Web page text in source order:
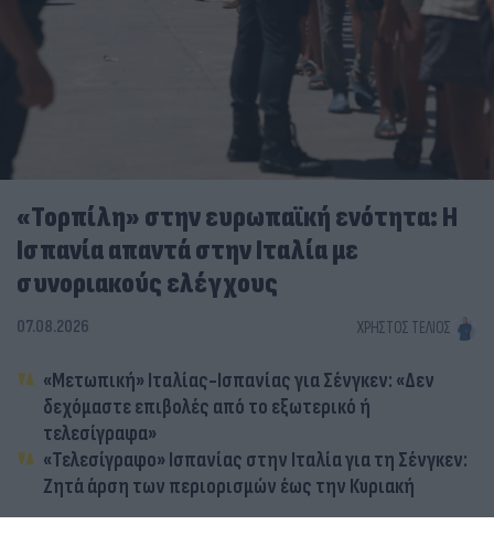
«Τορπίλη» στην ευρωπαϊκή ενότητα: Η
Ισπανία απαντά στην Ιταλία με
συνοριακούς ελέγχους
07.08.2026 ΧΡΉΣΤΟΣ ΤΈΛΙΟΣ
«Μετωπική» Ιταλίας-Ισπανίας για Σένγκεν: «Δεν
δεχόμαστε επιβολές από το εξωτερικό ή
τελεσίγραφα»
«Τελεσίγραφο» Ισπανίας στην Ιταλία για τη Σένγκεν:
Ζητά άρση των περιορισμών έως την Κυριακή